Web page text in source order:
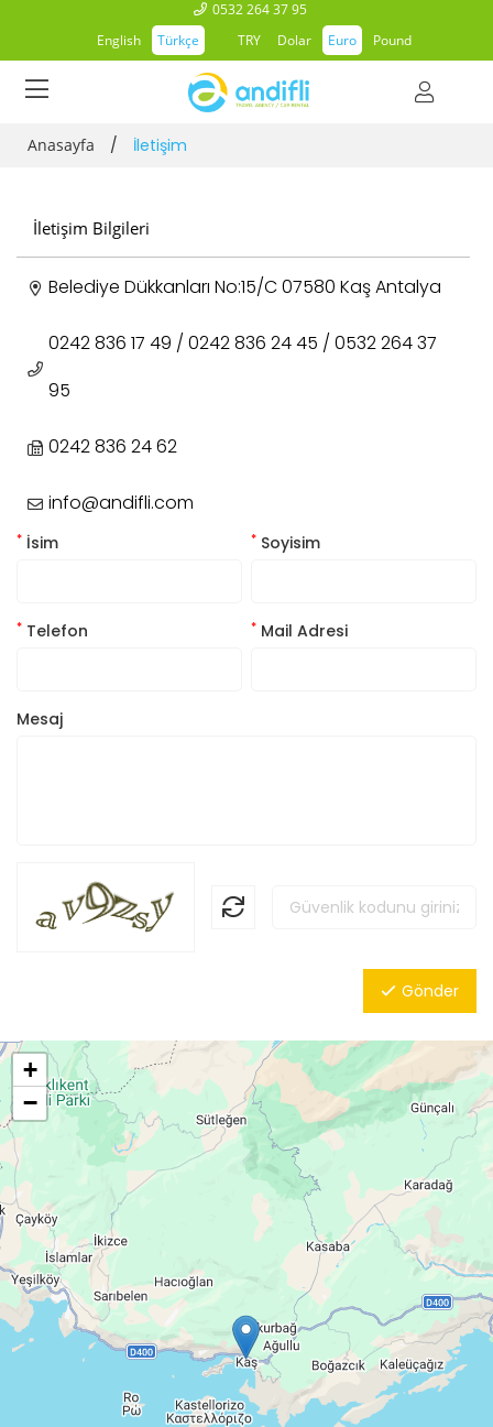
0532 264 37 95
English
Türkçe TRY Dolar Euro Pound
Anasayfa / İletişim
İletişim Bilgileri
Belediye Dükkanları No:15/C 07580 Kaş Antalya
0242 836 17 49 / 0242 836 24 45 / 0532 264 37
95
0242 836 24 62
info@andifli.com
* İsim * Soyisim
* Telefon * Mail Adresi
Mesaj
Gönder
+
−